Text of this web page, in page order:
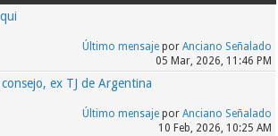
Último mensajepor Anciano Señalado
05 Mar, 2026, 11:46 PM
ex TJ de Argentina
Último mensajepor Anciano Señalado
10 Feb, 2026, 10:25 AM